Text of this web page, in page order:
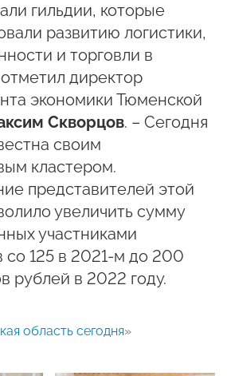
гильдии, которые
развитию логистики,
и торговли в
директор
экономики Тюменской
Скворцов. – Сегодня
своим
кластером.
представителей этой
увеличить сумму
участниками
со 125 в 2021-м до 200
рублей в 2022 году.
область сегодня»